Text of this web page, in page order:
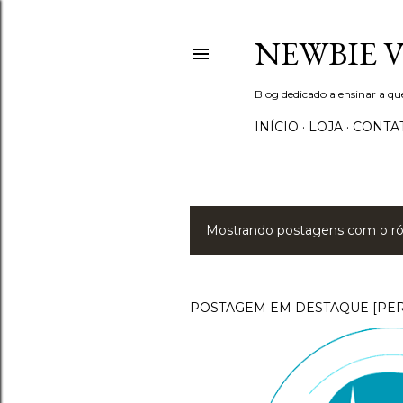
NEWBIE
Blog dedicado a ensinar a
INÍCIO LOJA
P
s
Mostrando postagens com o
POSTAGEM EM DESTAQUE